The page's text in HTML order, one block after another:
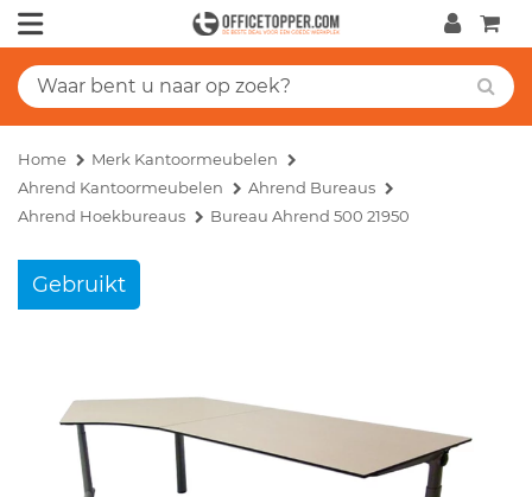
Home
Merk Kantoormeubelen
Ahrend Kantoormeubelen
Ahrend Bureaus
Ahrend Hoekbureaus
Bureau Ahrend 500 21950
Gebruikt